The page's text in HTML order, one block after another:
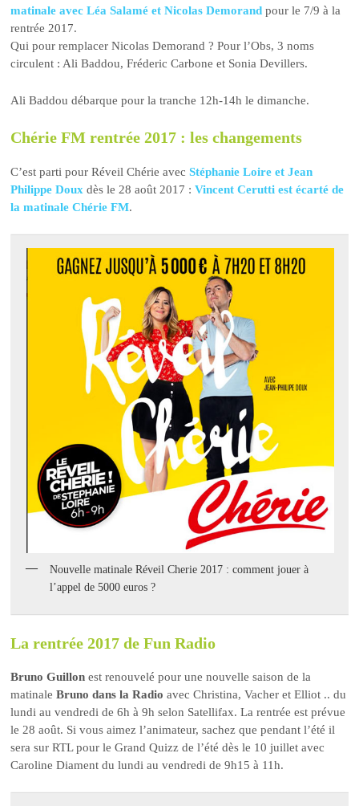
matinale avec Léa Salamé et Nicolas Demorand pour le 7/9 à la
rentrée 2017.
Qui pour remplacer Nicolas Demorand ? Pour l’Obs, 3 noms
circulent : Ali Baddou, Fréderic Carbone et Sonia Devillers.
Ali Baddou débarque pour la tranche 12h-14h le dimanche.
Chérie FM rentrée 2017 : les changements
C’est parti pour Réveil Chérie avecStéphanie Loire et Jean
Philippe Doux dès le 28 août 2017 :Vincent Cerutti est écarté de
la matinale Chérie FM.
Nouvelle matinale Réveil Cherie 2017 : comment jouer à
l’appel de 5000 euros ?
La rentrée 2017 de Fun Radio
Bruno Guillon est renouvelé pour une nouvelle saison de la
matinaleBruno dans la Radio avec Christina, Vacher et Elliot .. du
lundi au vendredi de 6h à 9h selon Satellifax. La rentrée est prévue
le 28 août. Si vous aimez l’animateur, sachez que pendant l’été il
sera sur RTL pour le Grand Quizz de l’été dès le 10 juillet avec
Caroline Diament du lundi au vendredi de 9h15 à 11h.